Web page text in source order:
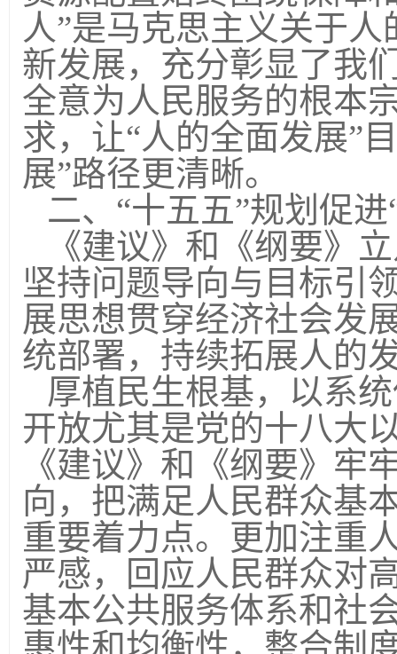
人”是马克思主义关于
新发展，充分彰显了我
全意为人民服务的根本
求，让“人的全面发展”
展”路径更清晰。
二、“十五五”规划促
《建议》和《纲要》
坚持问题导向与目标引
展思想贯穿经济社会发
统部署，持续拓展人的
厚植民生根基，以系
开放尤其是党的十八大
《建议》和《纲要》牢
向，把满足人民群众基
重要着力点。更加注重
严感，回应人民群众对
基本公共服务体系和社